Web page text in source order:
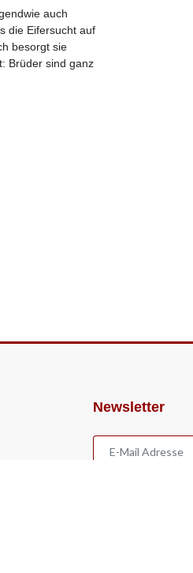
auch
die Eifersucht auf
besorgt sie
Brüder sind ganz
Newsletter